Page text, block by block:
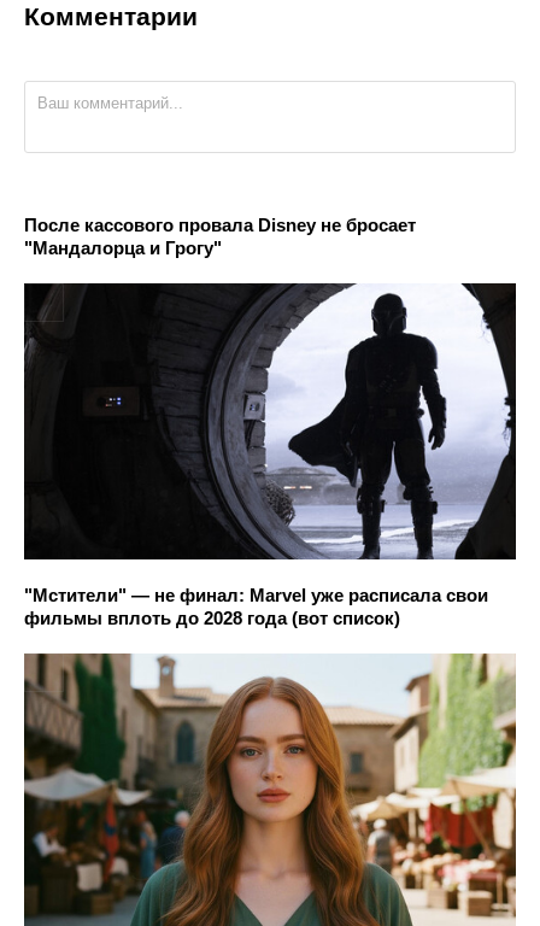
Комментарии
После кассового провала Disney не бросает
"Мандалорца и Грогу"
"Мстители" — не финал: Marvel уже расписала свои
фильмы вплоть до 2028 года (вот список)